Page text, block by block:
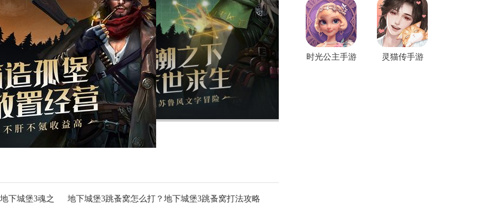
下城堡3魂之 地下城堡3跳蚤窝怎么打？地下城堡3跳蚤窝打法攻略
时光公主手游 灵猫传手游